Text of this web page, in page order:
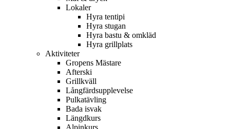
Lokaler
Hyra tentipi
Hyra stugan
Hyra bastu & omkläd
Hyra grillplats
Aktiviteter
Gropens Mästare
Afterski
Grillkväll
Långfärdsupplevelse
Pulkatävling
Bada isvak
Längdkurs
Alpinkurs